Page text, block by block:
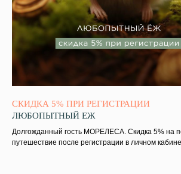
СКИДКА 5% ПРИ РЕГИСТРАЦИИ
ЛЮБОПЫТНЫЙ ЕЖ
Долгожданный гость МОРЕЛЕСА. Скидка 5% на
путешествие после регистрации в личном